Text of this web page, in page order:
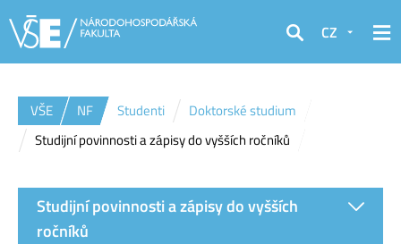
Hledat
CZ
VŠE NF Studenti
Doktorské studium
Studijní povinnosti a zápisy do vyšších ročníků
Studijní povinnosti a zápisy do vyšších
ročníků